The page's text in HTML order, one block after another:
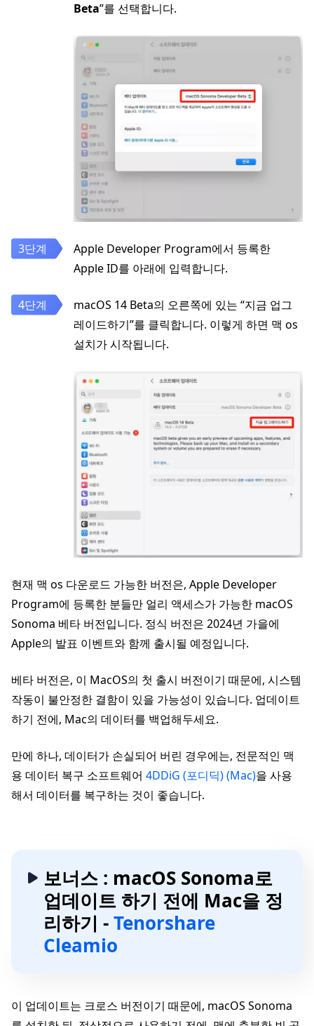
Beta”를 선택합니다.
Apple Developer Program에서 등록한
Apple ID를 아래에 입력합니다.
macOS 14 Beta의 오른쪽에 있는 “지금 업그
레이드하기”를 클릭합니다. 이렇게 하면 맥 os
설치가 시작됩니다.
현재 맥 os 다운로드 가능한 버전은, Apple Developer
Program에 등록한 분들만 얼리 액세스가 가능한 macOS
Sonoma 베타 버전입니다. 정식 버전은 2024년 가을에
Apple의 발표 이벤트와 함께 출시될 예정입니다.
베타 버전은, 이 MacOS의 첫 출시 버전이기 때문에, 시스템
작동이 불안정한 결함이 있을 가능성이 있습니다. 업데이트
하기 전에, Mac의 데이터를 백업해두세요.
만에 하나, 데이터가 손실되어 버린 경우에는, 전문적인 맥
용 데이터 복구 소프트웨어 4DDiG (포디딕) (Mac)을 사용
해서 데이터를 복구하는 것이 좋습니다.
보너스 : macOS Sonoma로
업데이트 하기 전에 Mac을 정
리하기 -Tenorshare
Cleamio
이 업데이트는 크로스 버전이기 때문에, macOS Sonoma